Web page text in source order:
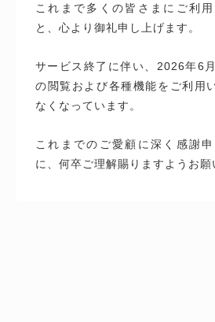
これまで多くの皆さまにご利
と、心より御礼申し上げます。
サービス終了に伴い、2026年6
の閲覧および各種機能をご利用
なくなっています。
これまでのご愛顧に深く感謝
に、何卒ご理解賜りますようお願